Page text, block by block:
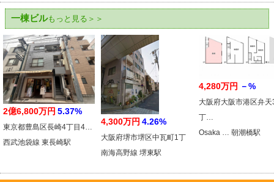
一棟ビルもっと見る＞＞
2億6,800万円 5.37%
東京都豊島区長崎4丁目4…
西武池袋線 東長崎駅
4,300万円 4.26%
大阪府堺市堺区中瓦町1丁
南海高野線 堺東駅
4,280万円 －%
大阪府大阪市港区弁天
丁…
Osaka … 朝潮橋駅